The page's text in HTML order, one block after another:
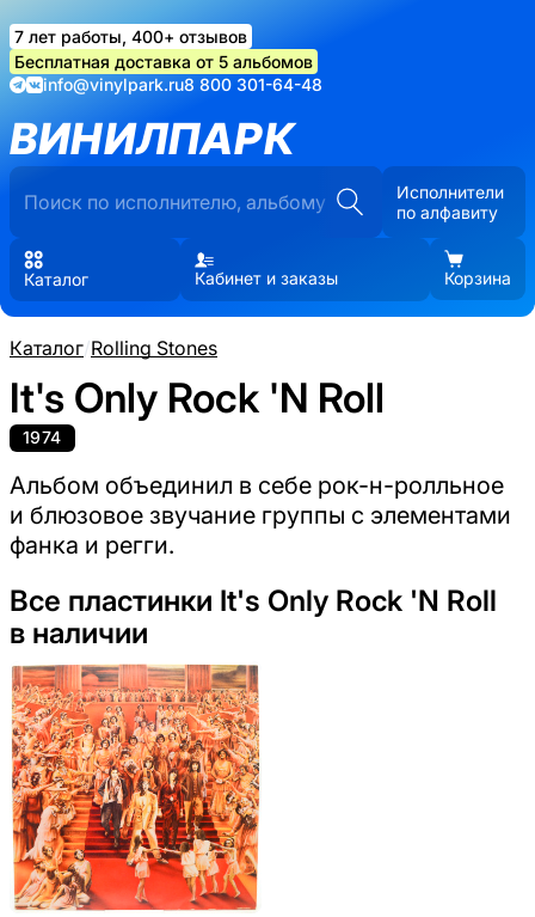
7 лет работы, 400+ отзывов
Бесплатная доставка от 5 альбомов
info@vinylpark.ru8 800 301-64-48
ВИНИЛПАРК
Исполнители
по алфавиту
Каталог Кабинет и заказы Корзина
Каталог/Rolling Stones
It's Only Rock 'N Roll
1974
Альбом объединил в себе рок-н-ролльное
и блюзовое звучание группы с элементами
фанка и регги.
Все пластинки It's Only Rock 'N Roll
в наличии